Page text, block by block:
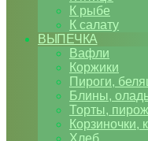
К рыбе
К салату
ВЫПЕЧКА
Вафли
Коржики
Пироги,
Блины,
Торты,
Корзиночки,
Хлеб